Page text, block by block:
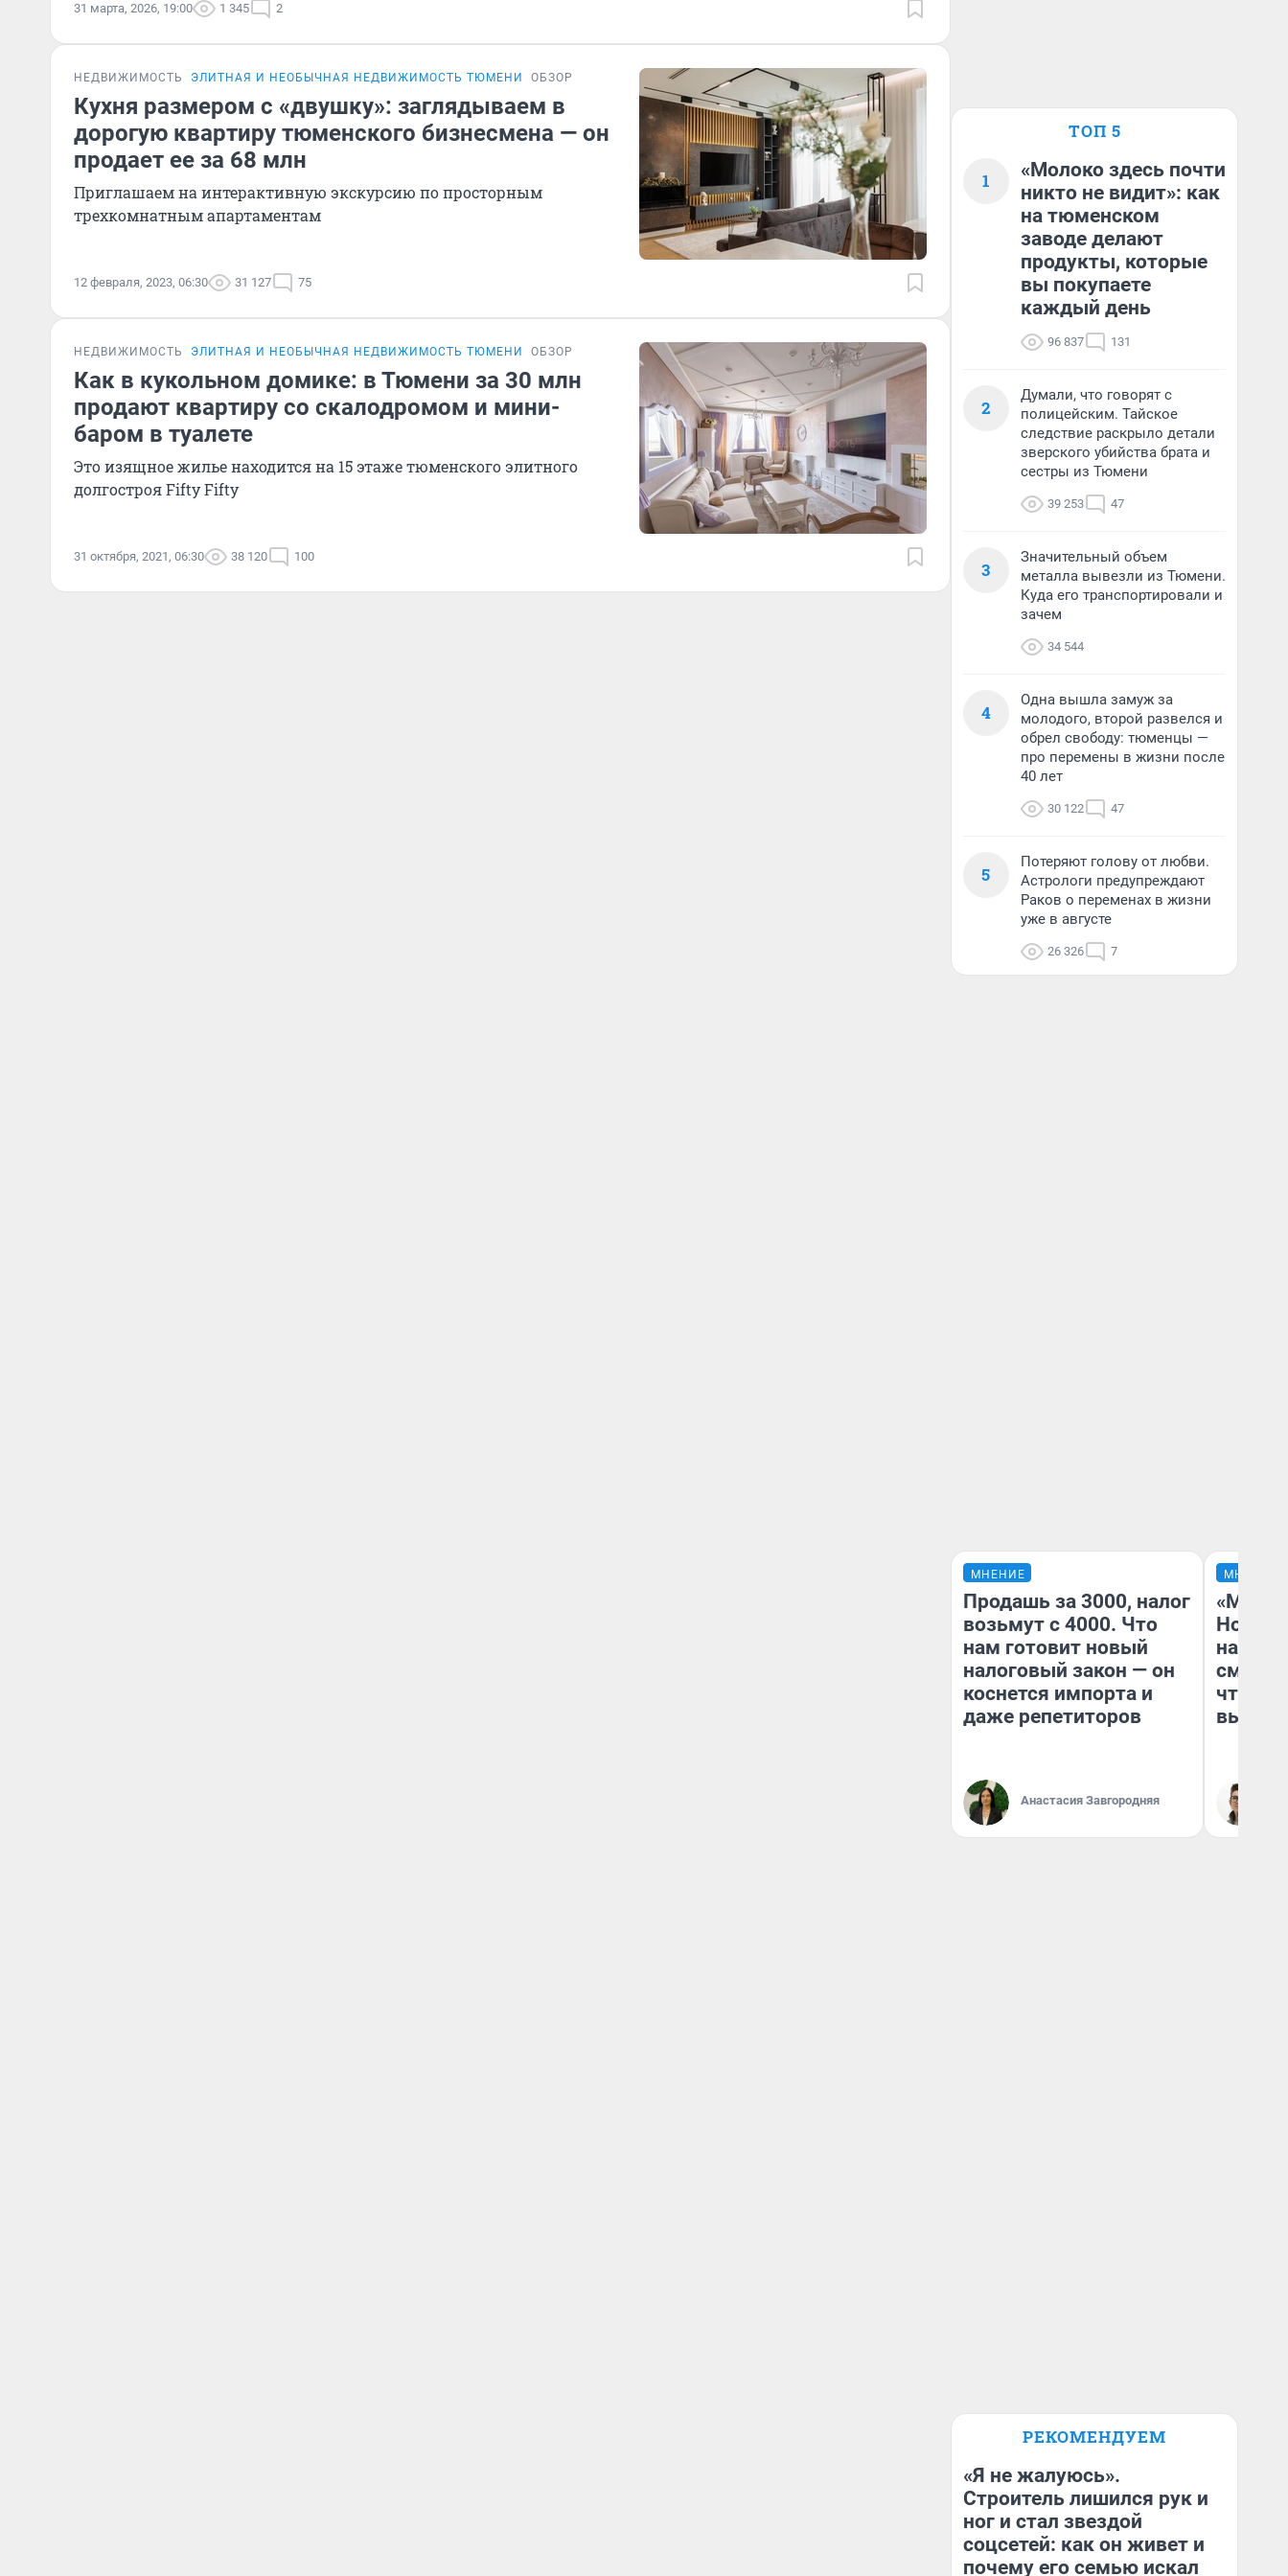
31 марта, 2026, 19:00 1 345 2
НЕДВИЖИМОСТЬ ЭЛИТНАЯ И НЕОБЫЧНАЯ НЕДВИЖИМОСТЬ ТЮМЕНИ ОБЗОР
Кухня размером с «двушку»: заглядываем в
дорогую квартиру тюменского бизнесмена — он
продает ее за 68 млн
Приглашаем на интерактивную экскурсию по просторным
трехкомнатным апартаментам
12 февраля, 2023, 06:30 31 127 75
НЕДВИЖИМОСТЬ ЭЛИТНАЯ И НЕОБЫЧНАЯ НЕДВИЖИМОСТЬ ТЮМЕНИ ОБЗОР
Как в кукольном домике: в Тюмени за 30 млн
продают квартиру со скалодромом и мини-
баром в туалете
Это изящное жилье находится на 15 этаже тюменского элитного
долгостроя Fifty Fifty
31 октября, 2021, 06:30 38 120 100
ТОП 5
1
«Молоко здесь почти
никто не видит»: как
на тюменском
заводе делают
продукты, которые
вы покупаете
каждый день
96 837 131
2
Думали, что говорят с
полицейским. Тайское
следствие раскрыло детали
зверского убийства брата и
сестры из Тюмени
39 253 47
3
Значительный объем
металла вывезли из Тюмени.
Куда его транспортировали и
зачем
34 544
4
Одна вышла замуж за
молодого, второй развелся и
обрел свободу: тюменцы —
про перемены в жизни после
40 лет
30 122 47
5
Потеряют голову от любви.
Астрологи предупреждают
Раков о переменах в жизни
уже в августе
26 326 7
МНЕНИЕ
Продашь за 3000, налог
возьмут с 4000. Что
нам готовит новый
налоговый закон — он
коснется импорта и
даже репетиторов
Анастасия Завгородняя
МНЕНИЕ
«Мы
чтобы
РЕКОМЕНДУЕМ
«Я не жалуюсь».
Строитель лишился рук и
ног и стал звездой
соцсетей: как он живет и
почему его семью искал